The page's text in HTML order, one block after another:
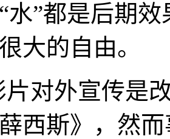
水”都是后期
大的自由。
片对外宣传是
薛西斯》，然